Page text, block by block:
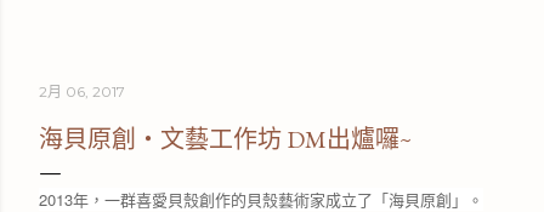
2月 06, 2017
海貝原創‧文藝工作坊 DM出爐囉~
2013年，一群喜愛貝殼創作的貝殼藝術家成立了「海貝原創」。